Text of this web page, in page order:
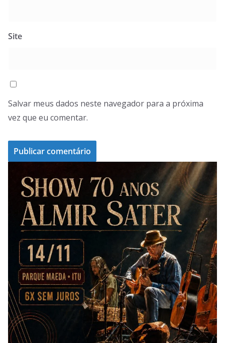
Site
Salvar meus dados neste navegador para a próxima
vez que eu comentar.